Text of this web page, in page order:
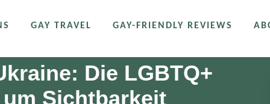
GAY TRAVEL GAY-FRIENDLY REVIEWS
Die LGBTQ+
Sichtbarkeit